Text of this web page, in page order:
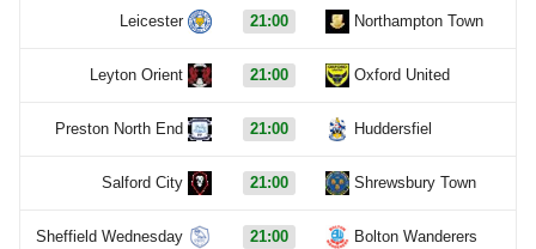
Leicester 21:00 Northampton Town
Leyton Orient 21:00 Oxford United
Preston North End 21:00 Huddersfiel
Salford City 21:00 Shrewsbury Town
Sheffield Wednesday 21:00 Bolton Wanderers